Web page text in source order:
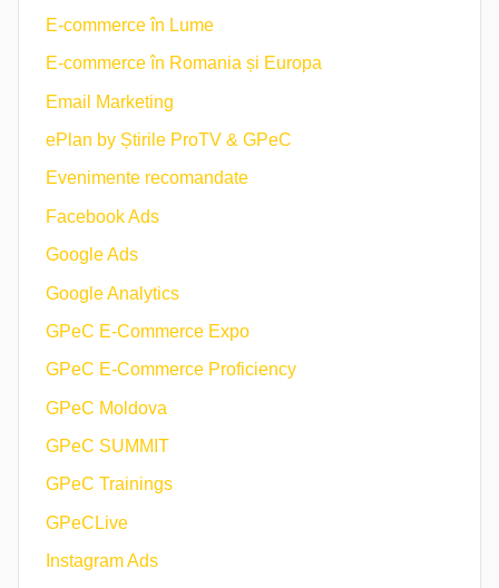
E-commerce în Lume
E-commerce în Romania și Europa
Email Marketing
ePlan by Știrile ProTV & GPeC
Evenimente recomandate
Facebook Ads
Google Ads
Google Analytics
GPeC E-Commerce Expo
GPeC E-Commerce Proficiency
GPeC Moldova
GPeC SUMMIT
GPeC Trainings
GPeCLive
Instagram Ads